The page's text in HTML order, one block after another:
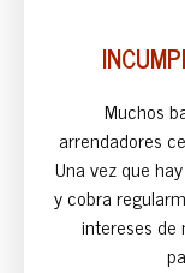
Muchos
arrendadores
Una vez que
y cobra
intereses de